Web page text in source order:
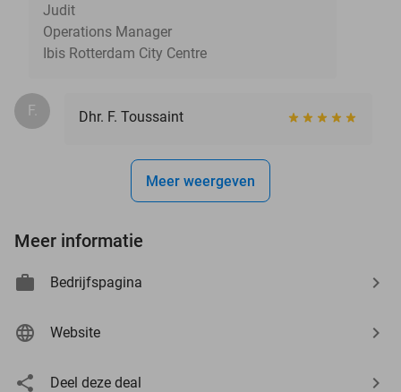
Judit
Operations Manager
Ibis Rotterdam City Centre
F. Dhr. F. Toussaint
Meer weergeven
Meer informatie
Bedrijfspagina
Website
Deel deze deal